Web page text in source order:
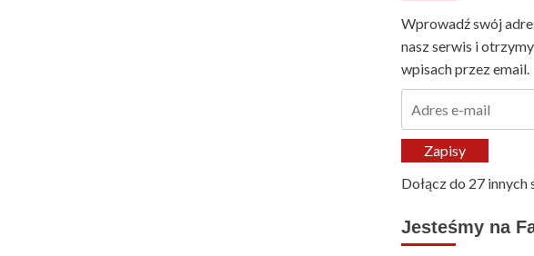
Wprowadź swój
nasz serwis i
wpisach przez email.
mailZapisy
Dołącz do 27
Jesteśmy na